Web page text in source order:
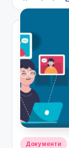
Опубліковано
Документи